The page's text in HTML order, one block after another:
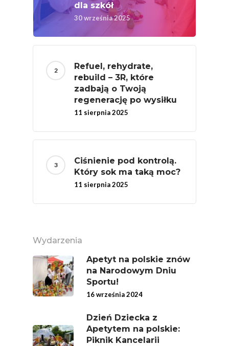
dla szkół
30 września 2025
Refuel, rehydrate,
rebuild – 3R, które
zadbają o Twoją
regenerację po wysiłku
11 sierpnia 2025
Ciśnienie pod kontrolą.
Który sok ma taką moc?
11 sierpnia 2025
Wydarzenia
Apetyt na polskie znów
na Narodowym Dniu
Sportu!
16 września 2024
Dzień Dziecka z
Apetytem na polskie:
Piknik Kancelarii